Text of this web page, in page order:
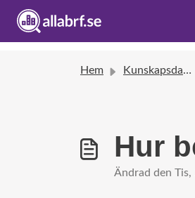
Hem Kunskapsdatabas
Hur
Ändrad den Tis,